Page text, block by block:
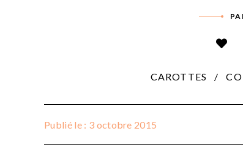
CAROTTES
Publié le : 3 octobre 2015